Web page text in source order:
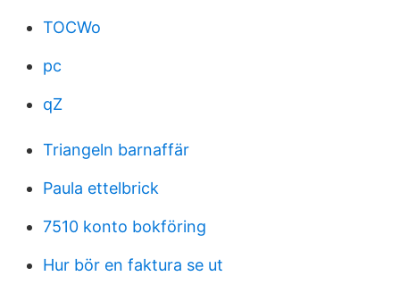
TOCWo
pc
qZ
Triangeln barnaffär
Paula ettelbrick
7510 konto bokföring
Hur bör en faktura se ut